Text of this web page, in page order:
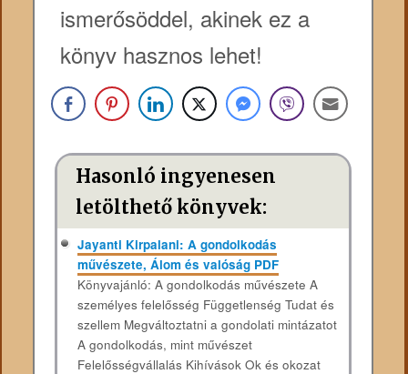
ismerősöddel, akinek ez a
könyv hasznos lehet!
Hasonló ingyenesen
letölthető könyvek:
Jayanti Kirpalani: A gondolkodás
művészete, Álom és valóság PDF
Könyvajánló: A gondolkodás művészete A
személyes felelősség Függetlenség Tudat és
szellem Megváltoztatni a gondolati mintázatot
A gondolkodás, mint művészet
Felelősségvállalás Kihívások Ok és okozat